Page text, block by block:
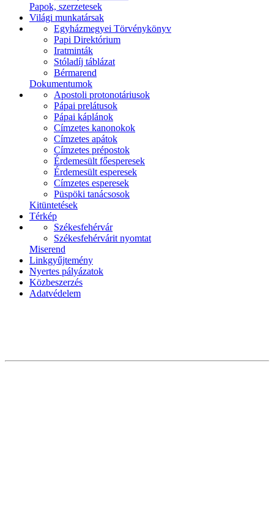
Papok, szerzetesek
Világi munkatársak
Egyházmegyei Törvénykönyv
Papi Direktórium
Iratminták
Stóladíj táblázat
Bérmarend
Dokumentumok
Apostoli protonotáriusok
Pápai prelátusok
Pápai káplánok
Címzetes kanonokok
Címzetes apátok
Címzetes prépostok
Érdemesült főesperesek
Érdemesült esperesek
Címzetes esperesek
Püspöki tanácsosok
Kitüntetések
Térkép
Székesfehérvár
Székesfehérvárit nyomtat
Miserend
Linkgyűjtemény
Nyertes pályázatok
Közbeszerzés
Adatvédelem